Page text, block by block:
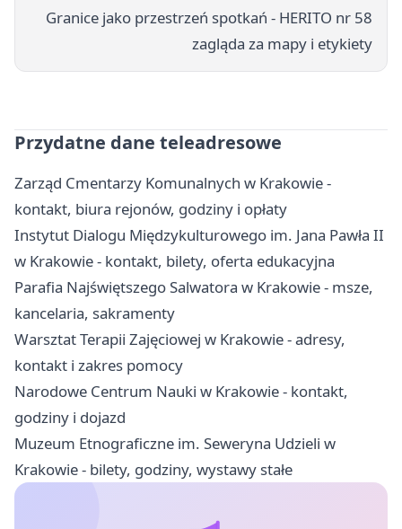
Granice jako przestrzeń spotkań - HERITO nr 58
zagląda za mapy i etykiety
Przydatne dane teleadresowe
Zarząd Cmentarzy Komunalnych w Krakowie -
kontakt, biura rejonów, godziny i opłaty
Instytut Dialogu Międzykulturowego im. Jana Pawła II
w Krakowie - kontakt, bilety, oferta edukacyjna
Parafia Najświętszego Salwatora w Krakowie - msze,
kancelaria, sakramenty
Warsztat Terapii Zajęciowej w Krakowie - adresy,
kontakt i zakres pomocy
Narodowe Centrum Nauki w Krakowie - kontakt,
godziny i dojazd
Muzeum Etnograficzne im. Seweryna Udzieli w
Krakowie - bilety, godziny, wystawy stałe